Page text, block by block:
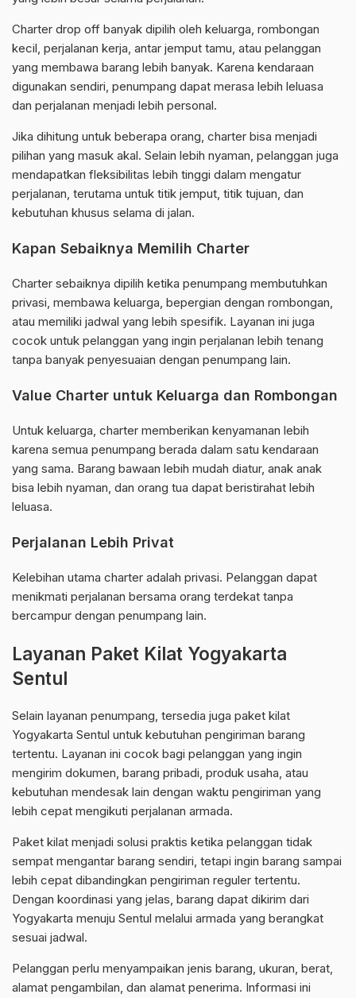
Charter drop off banyak dipilih oleh keluarga, rombongan
kecil, perjalanan kerja, antar jemput tamu, atau pelanggan
yang membawa barang lebih banyak. Karena kendaraan
digunakan sendiri, penumpang dapat merasa lebih leluasa
dan perjalanan menjadi lebih personal.
Jika dihitung untuk beberapa orang, charter bisa menjadi
pilihan yang masuk akal. Selain lebih nyaman, pelanggan juga
mendapatkan fleksibilitas lebih tinggi dalam mengatur
perjalanan, terutama untuk titik jemput, titik tujuan, dan
kebutuhan khusus selama di jalan.
Kapan Sebaiknya Memilih Charter
Charter sebaiknya dipilih ketika penumpang membutuhkan
privasi, membawa keluarga, bepergian dengan rombongan,
atau memiliki jadwal yang lebih spesifik. Layanan ini juga
cocok untuk pelanggan yang ingin perjalanan lebih tenang
tanpa banyak penyesuaian dengan penumpang lain.
Value Charter untuk Keluarga dan Rombongan
Untuk keluarga, charter memberikan kenyamanan lebih
karena semua penumpang berada dalam satu kendaraan
yang sama. Barang bawaan lebih mudah diatur, anak anak
bisa lebih nyaman, dan orang tua dapat beristirahat lebih
leluasa.
Perjalanan Lebih Privat
Kelebihan utama charter adalah privasi. Pelanggan dapat
menikmati perjalanan bersama orang terdekat tanpa
bercampur dengan penumpang lain.
Layanan Paket Kilat Yogyakarta
Sentul
Selain layanan penumpang, tersedia juga paket kilat
Yogyakarta Sentul untuk kebutuhan pengiriman barang
tertentu. Layanan ini cocok bagi pelanggan yang ingin
mengirim dokumen, barang pribadi, produk usaha, atau
kebutuhan mendesak lain dengan waktu pengiriman yang
lebih cepat mengikuti perjalanan armada.
Paket kilat menjadi solusi praktis ketika pelanggan tidak
sempat mengantar barang sendiri, tetapi ingin barang sampai
lebih cepat dibandingkan pengiriman reguler tertentu.
Dengan koordinasi yang jelas, barang dapat dikirim dari
Yogyakarta menuju Sentul melalui armada yang berangkat
sesuai jadwal.
Pelanggan perlu menyampaikan jenis barang, ukuran, berat,
alamat pengambilan, dan alamat penerima. Informasi ini